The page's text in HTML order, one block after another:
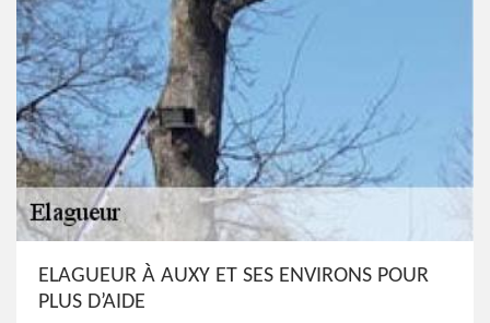
ELAGUEUR À AUXY ET SES ENVIRONS POUR
PLUS D’AIDE